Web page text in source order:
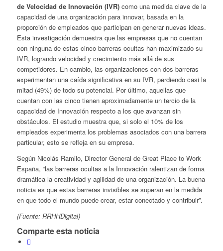
de Velocidad de Innovación (IVR)como una medida clave de la
capacidad de una organización para innovar, basada en la
proporción de empleados que participan en generar nuevas ideas.
Esta investigación demuestra que las empresas que no cuentan
con ninguna de estas cinco barreras ocultas han maximizado su
IVR, logrando velocidad y crecimiento más allá de sus
competidores. En cambio, las organizaciones con dos barreras
experimentan una caída significativa en su IVR, perdiendo casi la
mitad (49%) de todo su potencial. Por último, aquellas que
cuentan con las cinco tienen aproximadamente un tercio de la
capacidad de Innovación respecto a los que avanzan sin
obstáculos. El estudio muestra que, si solo el 10% de los
empleados experimenta los problemas asociados con una barrera
particular, esto se refleja en su empresa.
Según Nicolás Ramilo, Director General de Great Place to Work
España, “las barreras ocultas a la Innovación ralentizan de forma
dramática la creatividad y agilidad de una organización. La buena
noticia es que estas barreras invisibles se superan en la medida
en que todo el mundo puede crear, estar conectado y contribuir”.
(Fuente: RRHHDigital)
Comparte esta noticia